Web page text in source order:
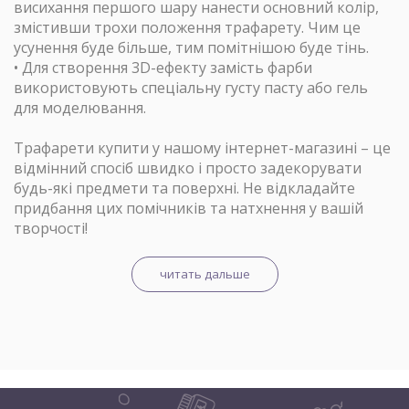
висихання першого шару нанести основний колір,
змістивши трохи положення трафарету. Чим це
усунення буде більше, тим помітнішою буде тінь.
• Для створення 3D-ефекту замість фарби
використовують спеціальну густу пасту або гель
для моделювання.
Трафарети купити у нашому інтернет-магазині – це
відмінний спосіб швидко і просто задекорувати
будь-які предмети та поверхні. Не відкладайте
придбання цих помічників та натхнення у вашій
творчості!
читать дальше